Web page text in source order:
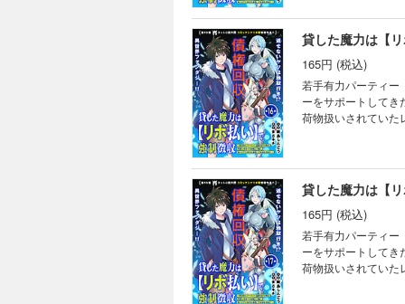
さキチ (C)飯島しん
165円 (税込)
若手有力パーティー
ーをサポートしてき
荷物扱いされていた
さキチ (C)飯島しん
165円 (税込)
若手有力パーティー
ーをサポートしてき
荷物扱いされていた